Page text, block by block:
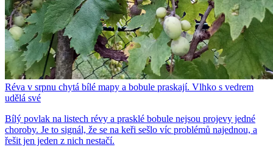
Réva v srpnu chytá bílé mapy a bobule praskají. Vlhko s vedrem
udělá své
Bílý povlak na listech révy a prasklé bobule nejsou projevy jedné
choroby. Je to signál, že se na keři sešlo víc problémů najednou, a
řešit jen jeden z nich nestačí.